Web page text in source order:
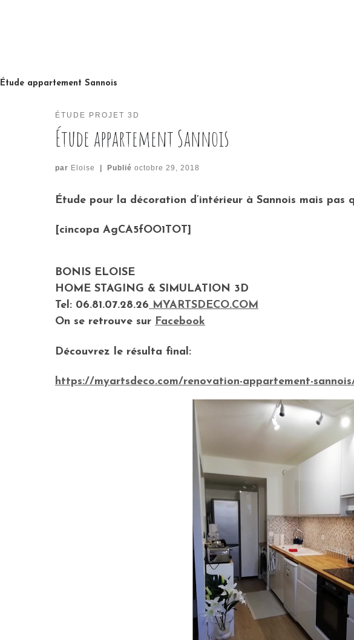
Étude appartement Sannois
ÉTUDE PROJET 3D
Étude appartement Sannois
par Eloise | Publié octobre 29, 2018
Étude pour la décoration d’intérieur à Sannois mais pas
[cincopa AgCA5fOO1TOT]
BONIS ELOISE
HOME STAGING & SIMULATION 3D
Tel: 06.81.07.28.26 MYARTSDECO.COM
On se retrouve sur Facebook
Découvrez le résulta final:
https://myartsdeco.com/renovation-appartement-